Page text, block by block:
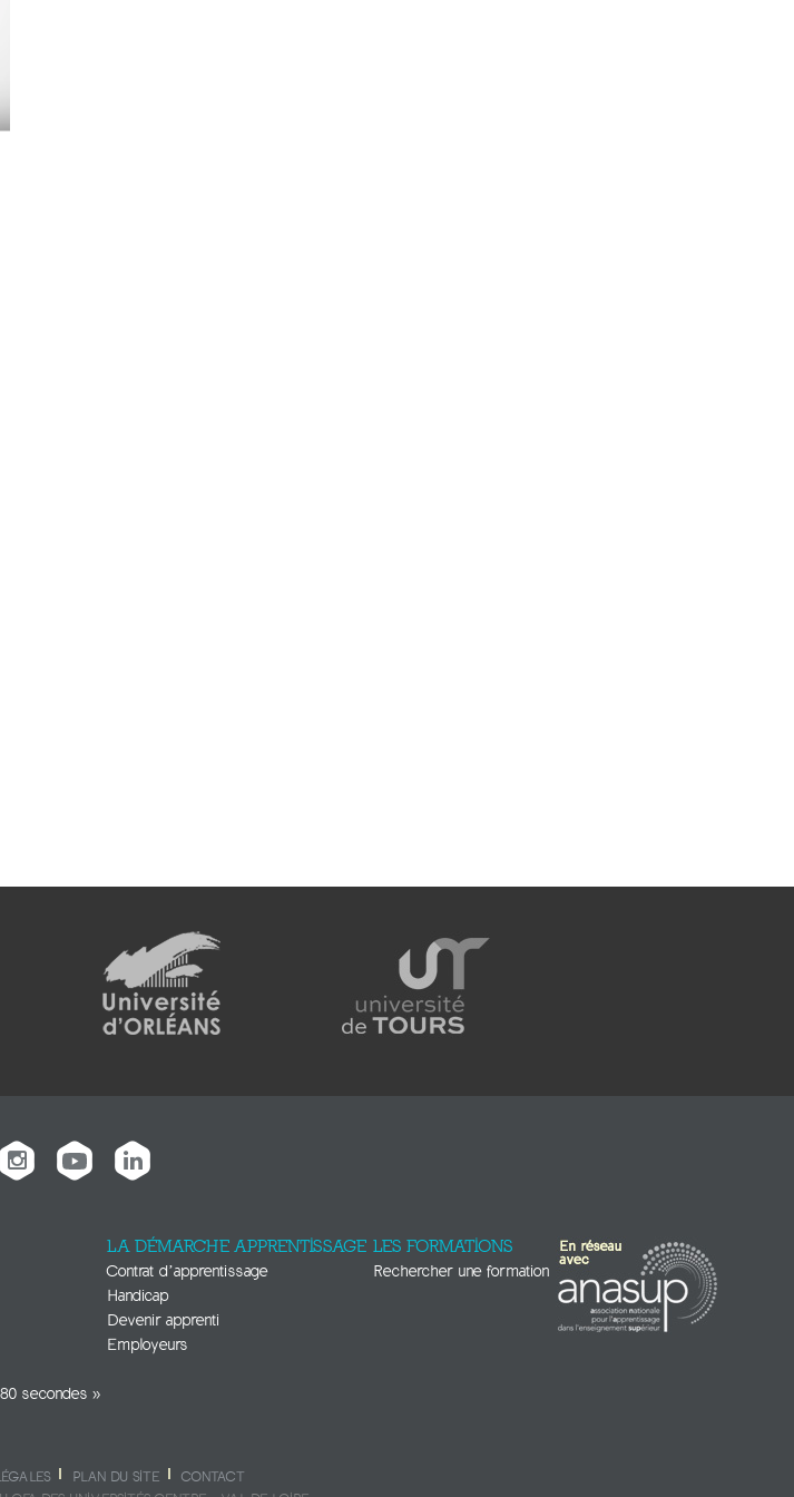
secondes »
LA DÉMARCHE APPRENTISSAGE
Contrat d’apprentissage
Handicap
Devenir apprenti
Employeurs
LES FORMATIONS
Rechercher une formation
PLAN DU SITE
CONTACT